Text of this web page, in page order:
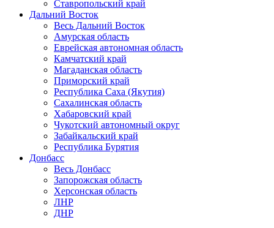
Ставропольский край
Дальний Восток
Весь Дальний Восток
Амурская область
Еврейская автономная область
Камчатский край
Магаданская область
Приморский край
Республика Саха (Якутия)
Сахалинская область
Хабаровский край
Чукотский автономный округ
Забайкальский край
Республика Бурятия
Донбасс
Весь Донбасс
Запорожская область
Херсонская область
ЛНР
ДНР